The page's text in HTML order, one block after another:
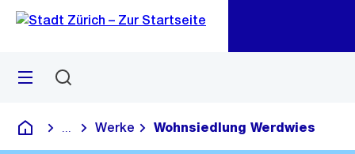
Navigation
Sprunglink
Menü
Deutsch
Blende alle Breadcrumbs ein
Werke Wohnsiedlung Werdwies